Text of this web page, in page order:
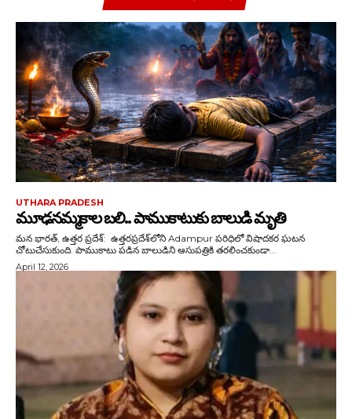
UTHARA PRADESH
మూఢనమ్మకాల బలి.. పాముకాటుకు బాలుడి మృతి
మన భారత్, ఉత్తర ప్రదేశ్: ఉత్తరప్రదేశ్‌లోని Adampur పరిధిలో విషాదకర ఘటన
చోటుచేసుకుంది. పాముకాటు పడిన బాలుడిని ఆసుపత్రికి తరలించకుండా...
April 12, 2026